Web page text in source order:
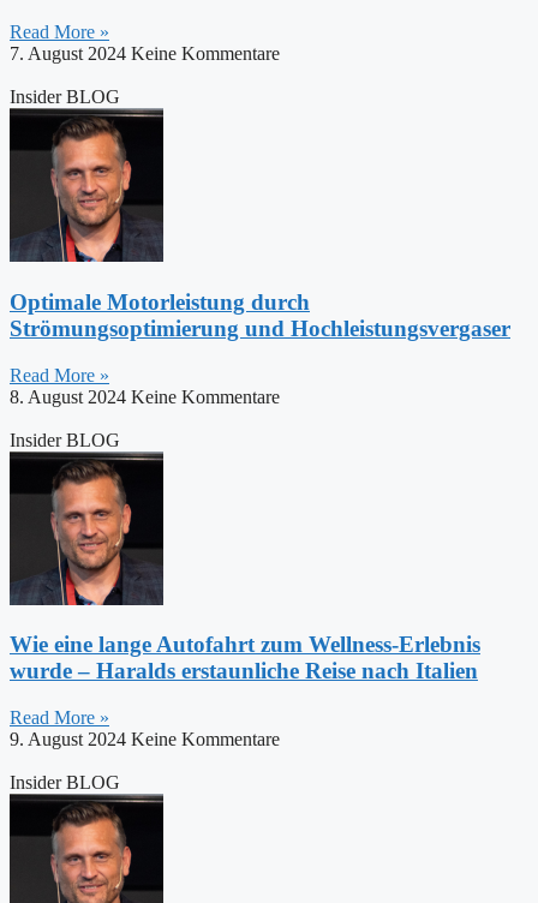
Read More »
7. August 2024 Keine Kommentare
Insider BLOG
Optimale Motorleistung durch
Strömungsoptimierung und Hochleistungsvergaser
Read More »
8. August 2024 Keine Kommentare
Insider BLOG
Wie eine lange Autofahrt zum Wellness-Erlebnis
wurde – Haralds erstaunliche Reise nach Italien
Read More »
9. August 2024 Keine Kommentare
Insider BLOG